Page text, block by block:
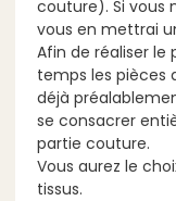
couture). Si vous
vous en mettrai
Afin de réaliser le
temps les pièces
déjà
se consacrer
partie couture.
Vous aurez le
tissus.